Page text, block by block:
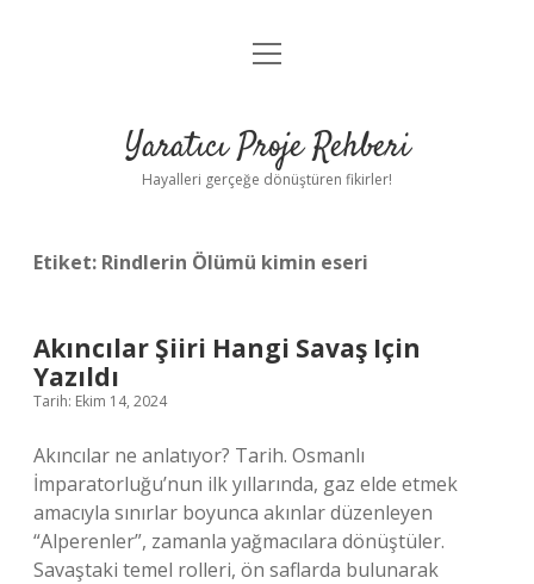
Anasayfa
Yasal Uyarı
menüyü
Yaratıcı Proje Rehberi
Hayalleri gerçeğe dönüştüren fikirler!
Etiket: Rindlerin Ölümü kimin eseri
Akıncılar Şiiri Hangi Savaş Için
Yazıldı
Tarih: Ekim 14, 2024
Akıncılar ne anlatıyor? Tarih. Osmanlı
İmparatorluğu’nun ilk yıllarında, gaz elde etmek
amacıyla sınırlar boyunca akınlar düzenleyen
“Alperenler”, zamanla yağmacılara dönüştüler.
Savaştaki temel rolleri, ön saflarda bulunarak